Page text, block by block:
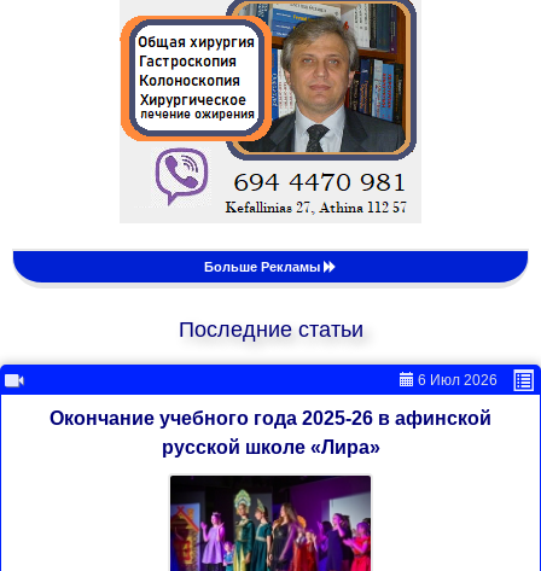
Больше Рекламы
Последние статьи
6 Июл 2026
Окончание учебного года 2025-26 в афинской
русской школе «Лира»